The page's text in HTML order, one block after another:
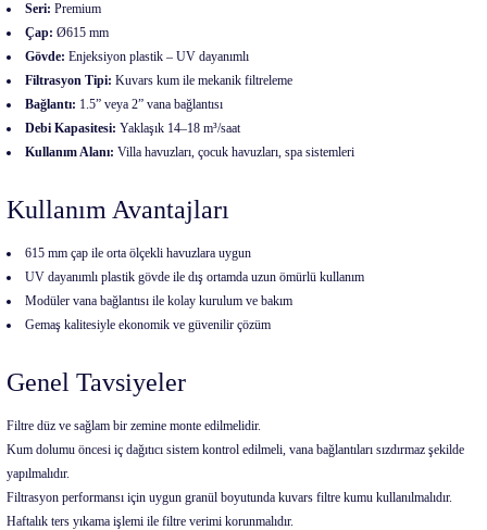
Seri: Premium
Çap: Ø615 mm
Gövde: Enjeksiyon plastik – UV dayanımlı
Filtrasyon Tipi: Kuvars kum ile mekanik filtreleme
Bağlantı: 1.5” veya 2” vana bağlantısı
Debi Kapasitesi: Yaklaşık 14–18 m³/saat
Kullanım Alanı: Villa havuzları, çocuk havuzları, spa sistemleri
Kullanım Avantajları
615 mm çap ile orta ölçekli havuzlara uygun
UV dayanımlı plastik gövde ile dış ortamda uzun ömürlü kullanım
Modüler vana bağlantısı ile kolay kurulum ve bakım
Gemaş kalitesiyle ekonomik ve güvenilir çözüm
Genel Tavsiyeler
Filtre düz ve sağlam bir zemine monte edilmelidir.
Kum dolumu öncesi iç dağıtıcı sistem kontrol edilmeli, vana bağlantıları sızdırmaz şekilde
yapılmalıdır.
Filtrasyon performansı için uygun granül boyutunda kuvars filtre kumu kullanılmalıdır.
Haftalık ters yıkama işlemi ile filtre verimi korunmalıdır.